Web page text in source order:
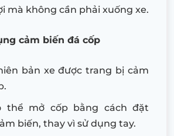
mà không cần phải xuống xe.
cảm biến đá cốp
bản xe được trang bị cảm
thể mở cốp bằng cách đặt
biến, thay vì sử dụng tay.